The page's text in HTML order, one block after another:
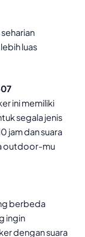
luas
ini memiliki
segala jenis
jam dan suara
outdoor-mu
berbeda
ingin
dengan suara